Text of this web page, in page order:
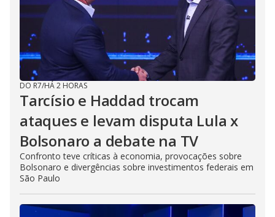
DO R7/HÁ 2 HORAS
Tarcísio e Haddad trocam
ataques e levam disputa Lula x
Bolsonaro a debate na TV
Confronto teve críticas à economia, provocações sobre
Bolsonaro e divergências sobre investimentos federais em
São Paulo